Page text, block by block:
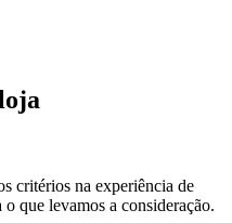
critérios na experiência de
que levamos a consideração.